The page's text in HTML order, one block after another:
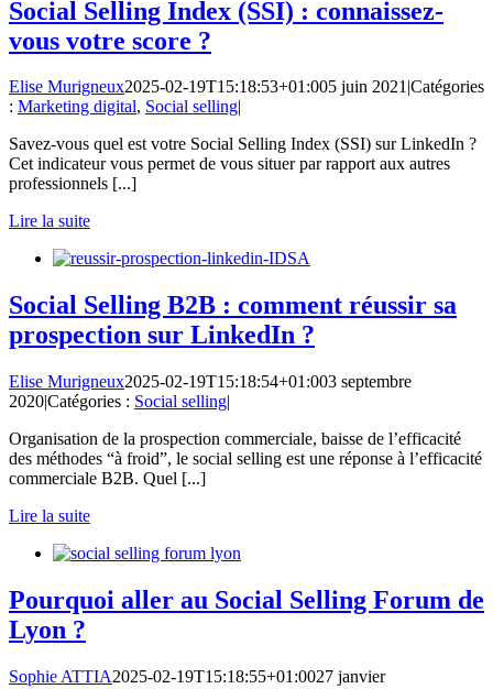
Social Selling Index (SSI) : connaissez-
vous votre score ?
Elise Murigneux2025-02-19T15:18:53+01:005 juin 2021|Catégories
: Marketing digital, Social selling|
Savez-vous quel est votre Social Selling Index (SSI) sur LinkedIn ?
Cet indicateur vous permet de vous situer par rapport aux autres
professionnels [...]
Lire la suite
Social Selling B2B : comment réussir sa
prospection sur LinkedIn ?
Elise Murigneux2025-02-19T15:18:54+01:003 septembre
2020|Catégories : Social selling|
Organisation de la prospection commerciale, baisse de l’efficacité
des méthodes “à froid”, le social selling est une réponse à l’efficacité
commerciale B2B. Quel [...]
Lire la suite
Pourquoi aller au Social Selling Forum de
Lyon ?
Sophie ATTIA2025-02-19T15:18:55+01:0027 janvier